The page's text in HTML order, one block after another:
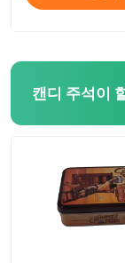
비디오
공장 투어
캔디 주석이